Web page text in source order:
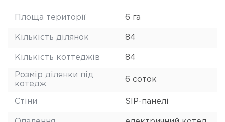
Площа території 6 га
Кількість ділянок 84
Кількість коттеджів 84
Розмір ділянки під
котедж
6 соток
Стіни SIP-панелі